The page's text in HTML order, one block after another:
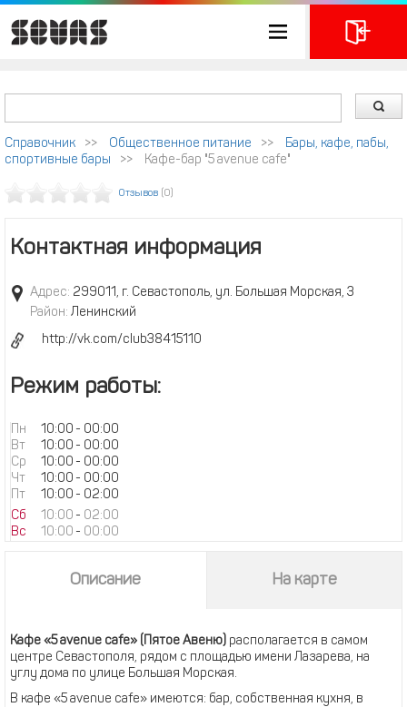
Справочник >> Общественное питание >>
Бары, кафе, пабы,
спортивные бары
>> Кафе-бар "5 avenue cafe"
Отзывов (0)
Контактная информация
Адрес: 299011, г. Севастополь, ул. Большая Морская, 3
Район: Ленинский
http://vk.com/club38415110
Режим работы:
Пн 10:00 - 00:00
Вт
10:00 - 00:00
Ср
10:00 - 00:00
Чт
10:00 - 00:00
Пт
10:00 - 02:00
Сб
10:00 - 02:00
Вс
10:00 - 00:00
Описание На карте
Кафе «5 avenue cafe» (Пятое Авеню) располагается в самом
центре Севастополя, рядом с площадью имени Лазарева, на
углу дома по улице Большая Морская.
В кафе «5 avenue cafe» имеются: бар, собственная кухня, в